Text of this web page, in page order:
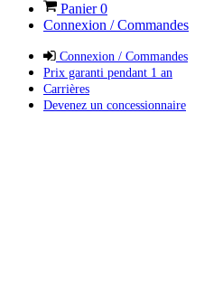
Panier0
Connexion / Commandes
Connexion / Commandes
Prix garanti pendant 1 an
Carrières
Devenez un concessionnaire